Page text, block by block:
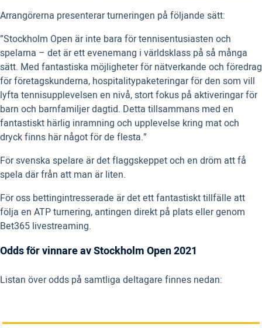
Arrangörerna presenterar turneringen på följande sätt:
”Stockholm Open är inte bara för tennisentusiasten och
spelarna – det är ett evenemang i världsklass på så många
sätt. Med fantastiska möjligheter för nätverkande och föredrag
för företagskunderna, hospitalitypaketeringar för den som vill
lyfta tennisupplevelsen en nivå, stort fokus på aktiveringar för
barn och barnfamiljer dagtid. Detta tillsammans med en
fantastiskt härlig inramning och upplevelse kring mat och
dryck finns här något för de flesta.”
För svenska spelare är det flaggskeppet och en dröm att få
spela där från att man är liten.
För oss bettingintresserade är det ett fantastiskt tillfälle att
följa en ATP turnering, antingen direkt på plats eller genom
Bet365 livestreaming.
Odds för vinnare av Stockholm Open 2021
Listan över odds på samtliga deltagare finnes nedan: